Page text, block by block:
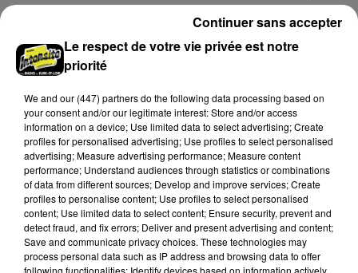
Loir-et-Cher : un pyromane interpellé grâce
au sang-froid des...
Samedi 25 juillet, plus d'une dizaine de feux de
Le respect de votre vie privée est notre
priorité
We and our (447) partnersdo the following data processing based on
your consent and/or our legitimate interest: Store and/or access
information on a device; Use limited data to select advertising; Create
profiles for personalised advertising; Use profiles to select personalised
advertising; Measure advertising performance; Measure content
performance; Understand audiences through statistics or combinations
of data from different sources; Develop and improve services; Create
profiles to personalise content; Use profiles to select personalised
content; Use limited data to select content; Ensure security, prevent and
detect fraud, and fix errors; Deliver and present advertising and content;
Save and communicate privacy choices. These technologies may
process personal data such as IP address and browsing data to offer
following functionalities: Identify devices based on information actively
Continuer sans accepter